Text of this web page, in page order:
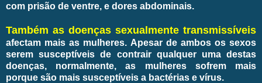
com prisão de ventre, e dores abdominais.
Também as doenças sexualmente transmissíveis
afectam mais as mulheres. Apesar de ambos os sexos
serem susceptíveis de contrair qualquer uma destas
doenças, normalmente, as mulheres sofrem mais
porque são mais susceptíveis a bactérias e vírus.